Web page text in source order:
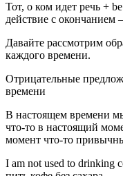
Тот, о ком идет речь +
действие с окончанием
Давайте рассмотрим
каждого времени.
Отрицательные
времени
В настоящем времени
что-то в настоящий
момент что-то
I am not used to drinking